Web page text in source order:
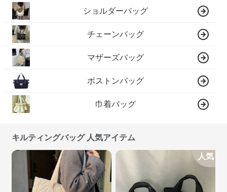
ショルダーバッグ
チェーンバッグ
マザーズバッグ
ボストンバッグ
巾着バッグ
キルティングバッグ 人気アイテム
人気